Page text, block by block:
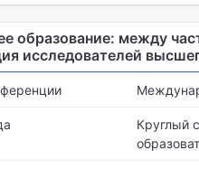
образование: между
исследователей
Круглый